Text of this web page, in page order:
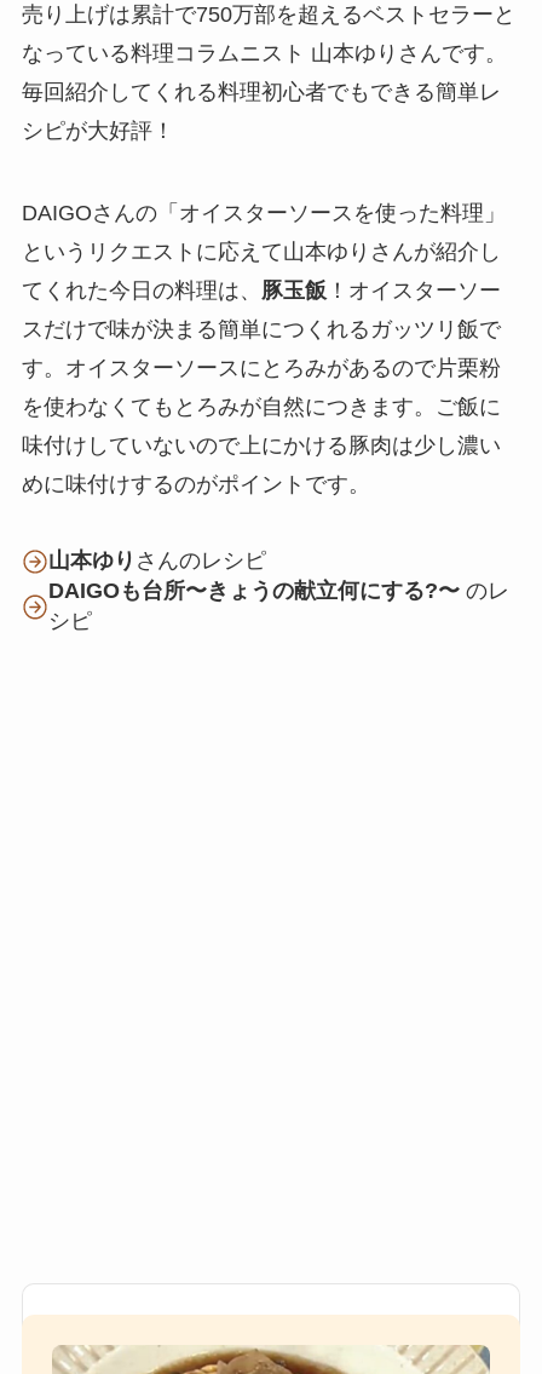
売り上げは累計で750万部を超えるベストセラーと
なっている料理コラムニスト 山本ゆりさんです。
毎回紹介してくれる料理初心者でもできる簡単レ
シピが大好評！
DAIGOさんの「オイスターソースを使った料理」
というリクエストに応えて山本ゆりさんが紹介し
てくれた今日の料理は、 豚玉飯 ！オイスターソー
スだけで味が決まる簡単につくれるガッツリ飯で
す。オイスターソースにとろみがあるので片栗粉
を使わなくてもとろみが自然につきます。ご飯に
味付けしていないので上にかける豚肉は少し濃い
めに味付けするのがポイントです。
山本ゆり さんのレシピ
DAIGOも台所〜きょうの献立何にする?〜 のレ
シピ